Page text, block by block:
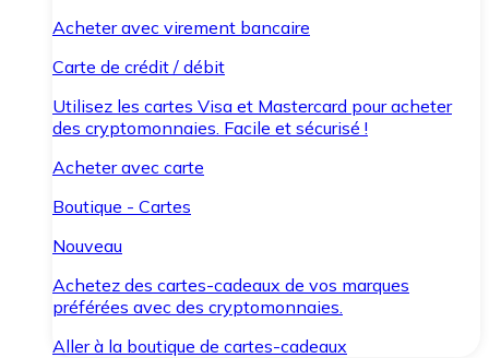
Acheter avec virement bancaire
Carte de crédit / débit
Utilisez les cartes Visa et Mastercard pour acheter
des cryptomonnaies. Facile et sécurisé !
Acheter avec carte
Boutique - Cartes
Nouveau
Achetez des cartes-cadeaux de vos marques
préférées avec des cryptomonnaies.
Aller à la boutique de cartes-cadeaux